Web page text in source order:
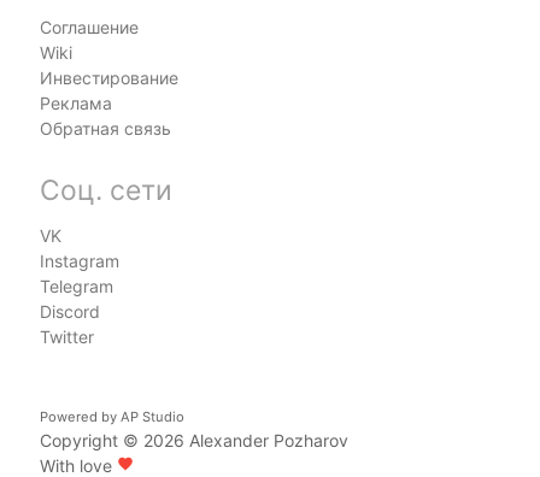
Соглашение
Wiki
Инвестирование
Реклама
Обратная связь
Соц. сети
VK
Instagram
Telegram
Discord
Twitter
Powered by AP Studio
Copyright © 2026 Alexander Pozharov
With love favorite